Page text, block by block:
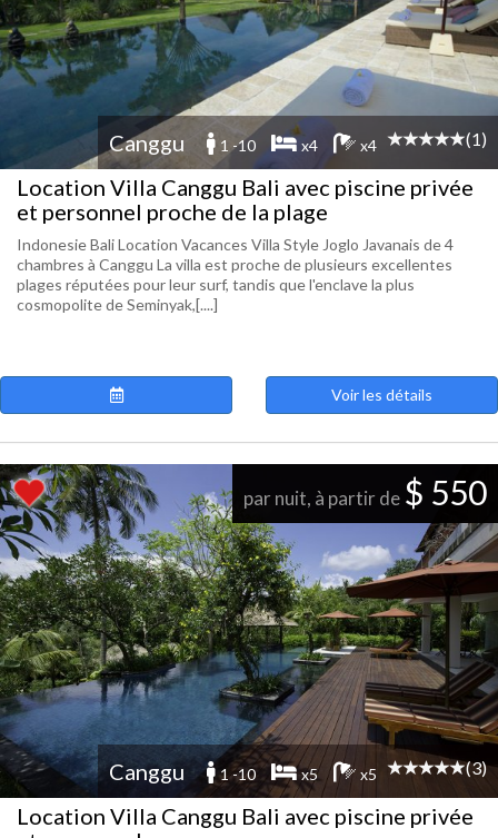
Canggu 1 -10 x4 x4 (1)
Location Villa Canggu Bali avec piscine privée
et personnel proche de la plage
Indonesie Bali Location Vacances Villa Style Joglo Javanais de 4
chambres à Canggu La villa est proche de plusieurs excellentes
plages réputées pour leur surf, tandis que l'enclave la plus
cosmopolite de Seminyak,[....]
Voir les détails
par nuit, à partir de $ 550
Canggu 1 -10 x5 x5 (3)
Location Villa Canggu Bali avec piscine privée